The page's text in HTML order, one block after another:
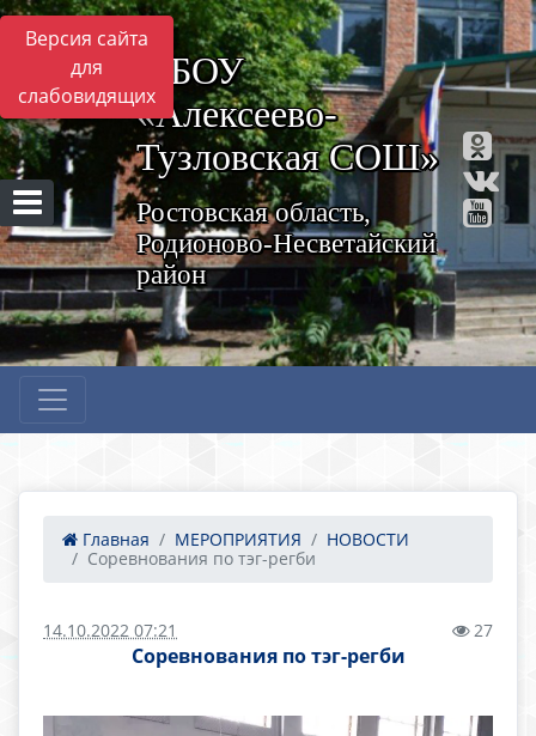
Версия сайта
для
слабовидящих
МБОУ
«Алексеево-
Тузловская СОШ»
Ростовская область,
Родионово-Несветайский
район
Главная МЕРОПРИЯТИЯ
НОВОСТИ
Соревнования по тэг-регби
14.10.2022 07:21 27
Соревнования по тэг-регби